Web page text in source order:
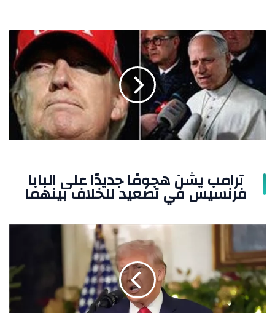
ترامب
على
البابا
فرنسيس
في
تصعيد
ترامب يشن هجومًا جديدًا على البابا
فرنسيس في تصعيد للخلاف بينهما
الحرب
مع
إيران
من
نهايتها